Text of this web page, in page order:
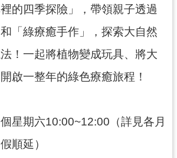
的四季探險」，帶領親子透過
和「綠療癒手作」，探索大自然
！一起將植物變成玩具、將大
啟一整年的綠色療癒旅程！
星期六10:00~12:00（詳見各月
順延）